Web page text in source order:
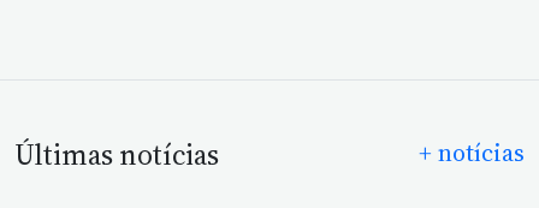
Últimas notícias + notícias